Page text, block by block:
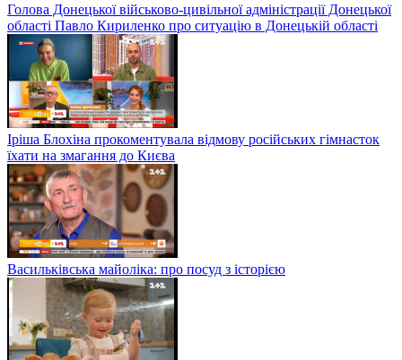
Голова Донецької військово-цивільної адміністрації Донецької
області Павло Кириленко про ситуацію в Донецькій області
Іріша Блохіна прокоментувала відмову російських гімнасток
їхати на змагання до Києва
Васильківська майоліка: про посуд з історією